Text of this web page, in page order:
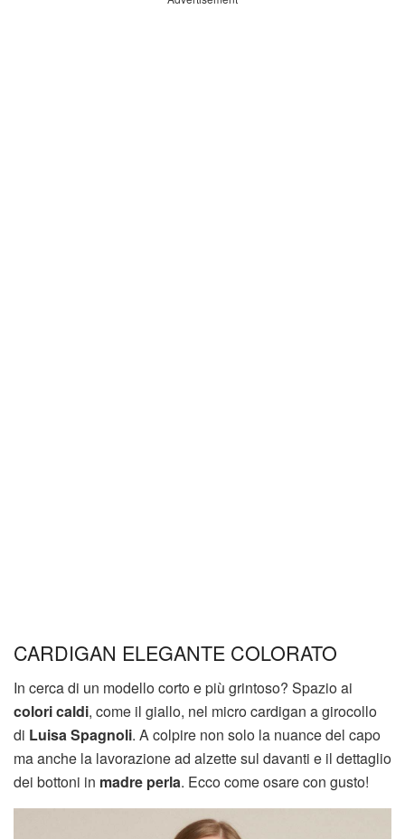
CARDIGAN ELEGANTE COLORATO
In cerca di un modello corto e più grintoso? Spazio ai
colori caldi, come il giallo, nel micro cardigan a girocollo
di Luisa Spagnoli. A colpire non solo la nuance del capo
ma anche la lavorazione ad alzette sul davanti e il dettaglio
dei bottoni in madre perla. Ecco come osare con gusto!